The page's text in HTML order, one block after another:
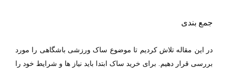
جمع بندی
در این مقاله تلاش کردیم تا موضوع ساک ورزشی باشگاهی را مورد
بررسی قرار دهیم. برای خرید ساک ابتدا باید نیاز ها و شرایط خود را